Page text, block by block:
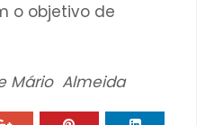
o objetivo de
Mário Almeida